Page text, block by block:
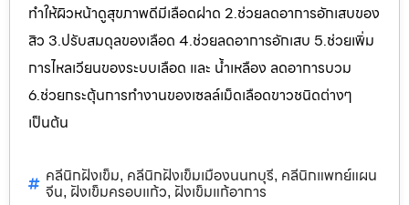
ทำให้ผิวหน้าดูสุขภาพดีมีเลือดฝาด 2.ช่วยลดอาการอักเสบของ
สิว 3.ปรับสมดุลของเลือด 4.ช่วยลดอาการอักเสบ 5.ช่วยเพิ่ม
การไหลเวียนของระบบเลือด และ น้ำเหลือง ลดอาการบวม
6.ช่วยกระตุ้นการทำงานของเซลล์เม็ดเลือดขาวชนิดต่างๆ
เป็นต้น
คลีนิกฝังเข็ม, คลีนิกฝังเข็มเมืองนนทบุรี, คลีนิกแพทย์แผน
จีน, ฝังเข็มครอบแก้ว, ฝังเข็มแก้อาการ